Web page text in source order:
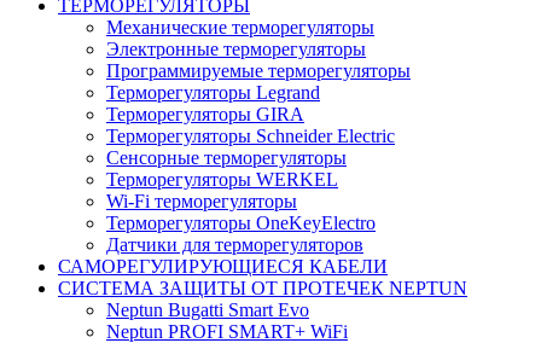
ТЕРМОРЕГУЛЯТОРЫ
Механические терморегуляторы
Электронные терморегуляторы
Программируемые терморегуляторы
Терморегуляторы Legrand
Терморегуляторы GIRA
Терморегуляторы Schneider Electric
Сенсорные терморегуляторы
Терморегуляторы WERKEL
Wi-Fi терморегуляторы
Терморегуляторы OneKeyElectro
Датчики для терморегуляторов
САМОРЕГУЛИРУЮЩИЕСЯ КАБЕЛИ
СИСТЕМА ЗАЩИТЫ ОТ ПРОТЕЧЕК NEPTUN
Neptun Bugatti Smart Evo
Neptun PROFI SMART+ WiFi